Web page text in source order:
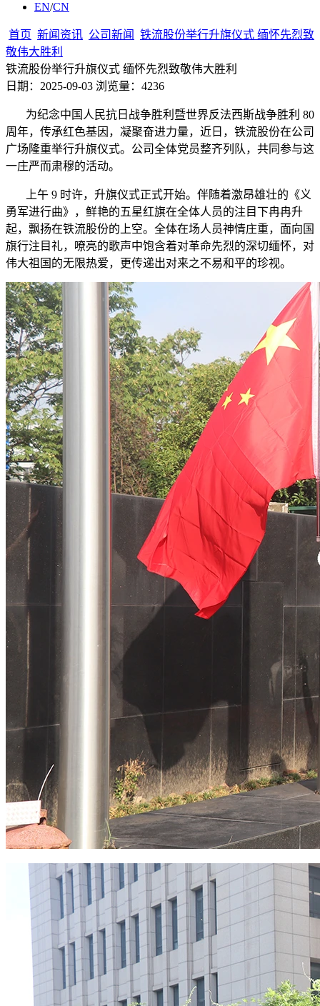
EN/CN
首页 新闻资讯 公司新闻
铁流股份举行升旗仪式 缅怀先烈致
敬伟大胜利
铁流股份举行升旗仪式 缅怀先烈致敬伟大胜利
日期：2025-09-03 浏览量：4236
为纪念中国人民抗日战争胜利暨世界反法西斯战争胜利 80
周年，传承红色基因，凝聚奋进力量，近日，铁流股份在公司
广场隆重举行升旗仪式。公司全体党员整齐列队，共同参与这
一庄严而肃穆的活动。
上午 9 时许，升旗仪式正式开始。伴随着激昂雄壮的《义
勇军进行曲》，鲜艳的五星红旗在全体人员的注目下冉冉升
起，飘扬在铁流股份的上空。全体在场人员神情庄重，面向国
旗行注目礼，嘹亮的歌声中饱含着对革命先烈的深切缅怀，对
伟大祖国的无限热爱，更传递出对来之不易和平的珍视。